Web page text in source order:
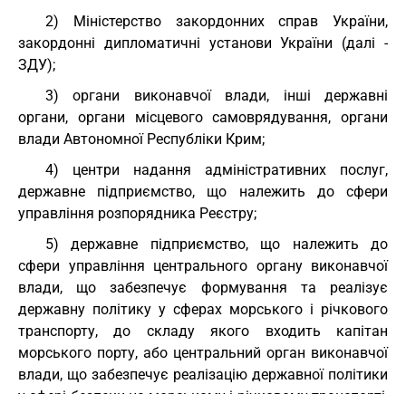
2) Міністерство закордонних справ України,
закордонні дипломатичні установи України (далі -
ЗДУ);
3) органи виконавчої влади, інші державні
органи, органи місцевого самоврядування, органи
влади Автономної Республіки Крим;
4) центри надання адміністративних послуг,
державне підприємство, що належить до сфери
управління розпорядника Реєстру;
5) державне підприємство, що належить до
сфери управління центрального органу виконавчої
влади, що забезпечує формування та реалізує
державну політику у сферах морського і річкового
транспорту, до складу якого входить капітан
морського порту, або центральний орган виконавчої
влади, що забезпечує реалізацію державної політики